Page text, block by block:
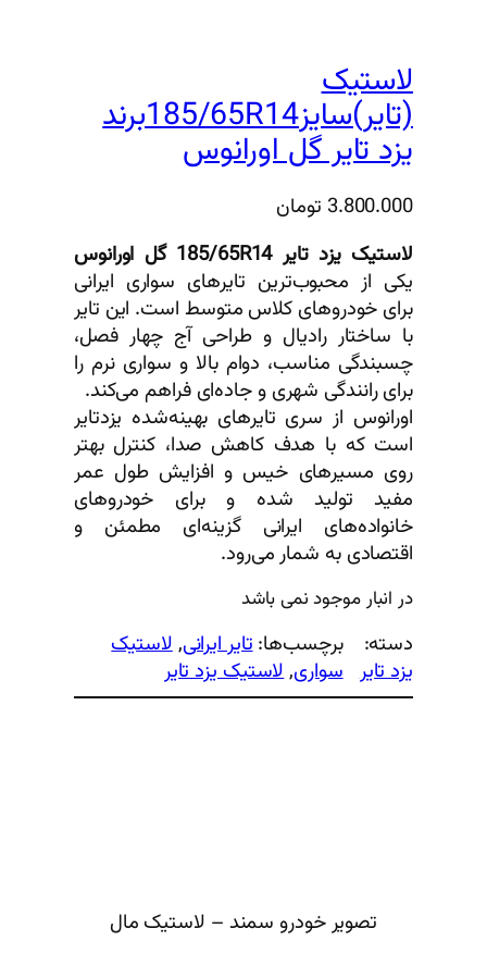
لاستیک
(تایر)سایز185/65R14برند
یزد تایر گل اورانوس
3.800.000 تومان
لاستیک یزد تایر 185/65R14 گل اورانوس
یکی از محبوب‌ترین تایرهای سواری ایرانی
برای خودروهای کلاس متوسط است. این تایر
با ساختار رادیال و طراحی آج چهار فصل،
چسبندگی مناسب، دوام بالا و سواری نرم را
برای رانندگی شهری و جاده‌ای فراهم می‌کند.
اورانوس از سری تایرهای بهینه‌شده یزدتایر
است که با هدف کاهش صدا، کنترل بهتر
روی مسیرهای خیس و افزایش طول عمر
مفید تولید شده و برای خودروهای
خانواده‌های ایرانی گزینه‌ای مطمئن و
اقتصادی به شمار می‌رود.
در انبار موجود نمی باشد
دسته:
یزد تایر
برچسب‌ها:تایر ایرانی, لاستیک
سواری, لاستیک یزد تایر
تصویر خودرو سمند – لاستیک مال